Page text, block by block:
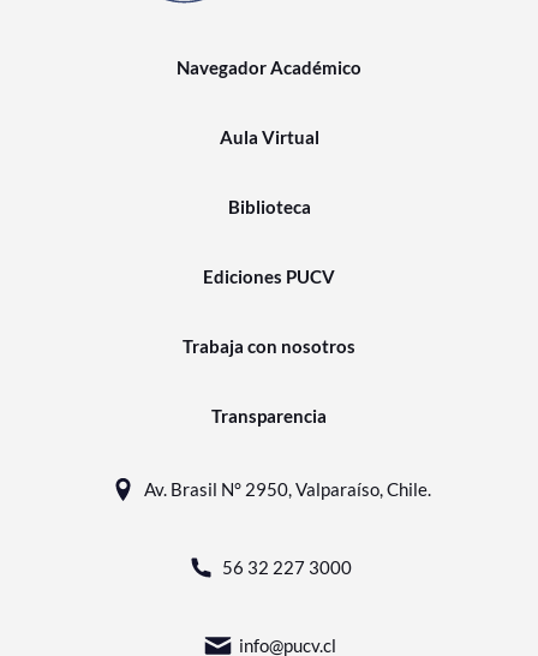
Navegador Académico
Aula Virtual
Biblioteca
Ediciones PUCV
Trabaja con nosotros
Transparencia
Av. Brasil N° 2950, Valparaíso, Chile.
56 32 227 3000
info@pucv.cl